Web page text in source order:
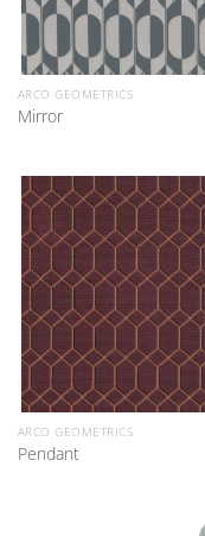
ARCO GEOMETRICS
Mirror
ARCO GEOMETRICS
Pendant